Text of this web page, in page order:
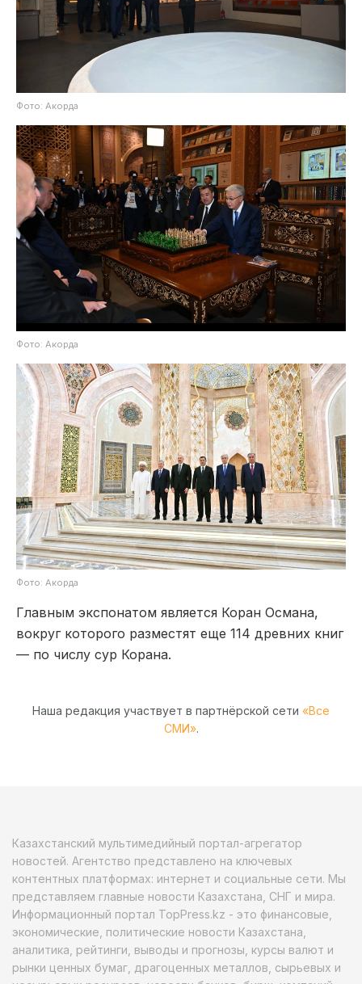
Фото: Акорда
Фото: Акорда
Фото: Акорда
Главным экспонатом является Коран Османа,
вокруг которого разместят еще 114 древних книг
— по числу сур Корана.
Наша редакция участвует в партнёрской сети «Все
СМИ».
Казахстанский мультимедийный портал-агрегатор
новостей. Агентство представлено на ключевых
контентных платформах: интернет и социальные сети. Мы
представляем главные новости Казахстана, СНГ и мира.
Информационный портал TopPress.kz - это финансовые,
экономические, политические новости Казахстана,
аналитика, рейтинги, выводы и прогнозы, курсы валют и
рынки ценных бумаг, драгоценных металлов, сырьевых и